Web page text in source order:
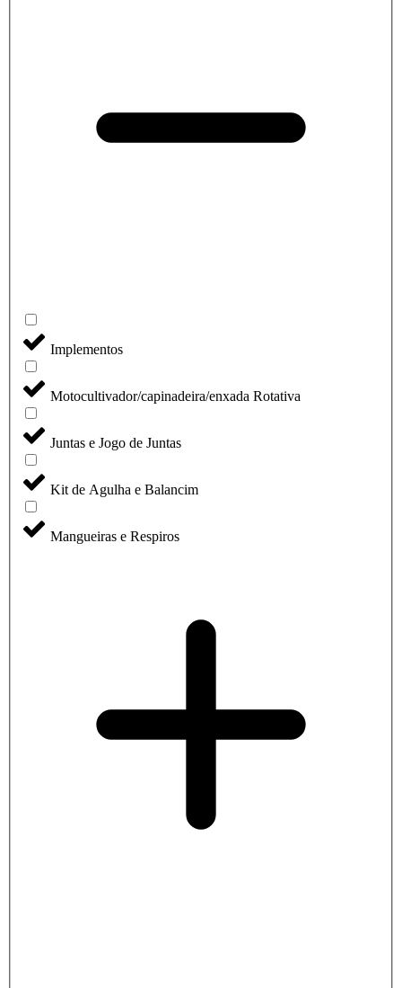
Implementos
Motocultivador/capinadeira/enxada Rotativa
Juntas e Jogo de Juntas
Kit de Agulha e Balancim
Mangueiras e Respiros